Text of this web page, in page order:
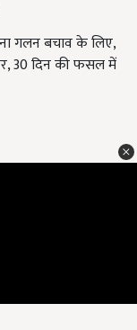
गलन बचाव के लिए,
30 दिन की फसल में